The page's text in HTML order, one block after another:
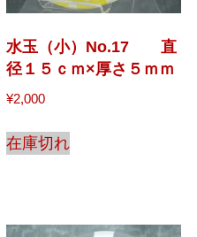
水玉（小）No.17 直
径１５ｃｍ×厚さ５ｍｍ
¥2,000
在庫切れ